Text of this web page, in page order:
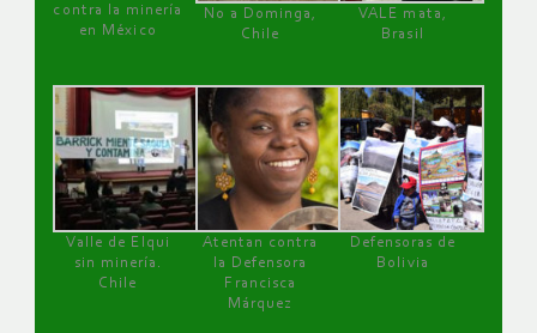
contra la minería
en México
No a Dominga,
Chile
VALE mata,
Brasil
Valle de Elqui
sin minería.
Chile
Atentan contra
la Defensora
Francisca
Márquez
Defensoras de
Bolivia